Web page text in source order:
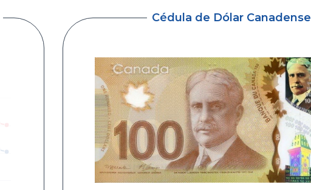
Cédula de Dólar Canadense